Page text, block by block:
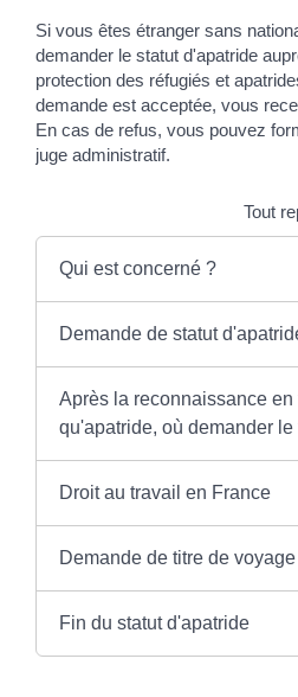
Si vous êtes étranger sans
demander le statut d'apatride
protection des réfugiés et
demande est acceptée, vous
En cas de refus, vous pouvez
juge administratif.
Tout
Qui est concerné ?
Demande de statut
Après la reconnaissance en
qu'apatride, où demander
Droit au travail en France
Demande de titre de voyage
Fin du statut d'apatride